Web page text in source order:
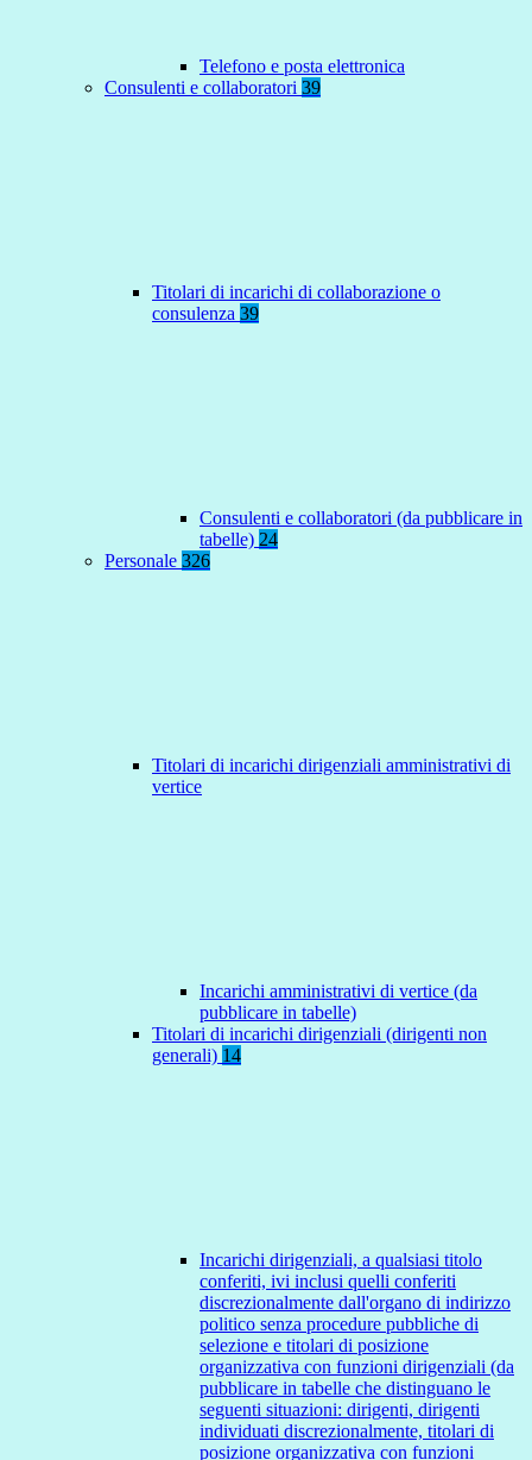
Telefono e posta elettronica
Consulenti e collaboratori 39
Titolari di incarichi di collaborazione o
consulenza 39
Consulenti e collaboratori (da pubblicare in
tabelle) 24
Personale 326
Titolari di incarichi dirigenziali amministrativi di
vertice
Incarichi amministrativi di vertice (da
pubblicare in tabelle)
Titolari di incarichi dirigenziali (dirigenti non
generali) 14
Incarichi dirigenziali, a qualsiasi titolo
conferiti, ivi inclusi quelli conferiti
discrezionalmente dall'organo di indirizzo
politico senza procedure pubbliche di
selezione e titolari di posizione
organizzativa con funzioni dirigenziali (da
pubblicare in tabelle che distinguano le
seguenti situazioni: dirigenti, dirigenti
individuati discrezionalmente, titolari di
posizione organizzativa con funzioni